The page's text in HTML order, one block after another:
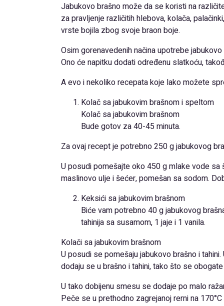
Jabukovo brašno može da se koristi na
za pravljenje različitih hlebova, kolača,
vrste bojila zbog svoje braon boje.
Osim gorenavedenih načina upotrebe
Ono će napitku dodati određenu slatkoću,
A evo i nekoliko recepata koje lako možete
Kolač sa jabukovim brašnom i speltom
Kolač sa jabukovim brašnom
Bude gotov za 40-45 minuta.
Za ovaj recept je potrebno 250 g jabukovog
U posudi pomešajte oko 450 g mlake vode
maslinovo ulje i šećer, pomešan sa sodom.
Keksići sa jabukovim brašnom
Biće vam potrebno 40 g jabukovog
tahinija sa susamom, 1 jaje i 1 vanila.
Kolači sa jabukovim brašnom
U posudi se pomešaju jabukovo brašno i
dodaju se u brašno i tahini, tako što se
U tako dobijenu smesu se dodaje po malo
Peče se u prethodno zagrejanoj rerni na